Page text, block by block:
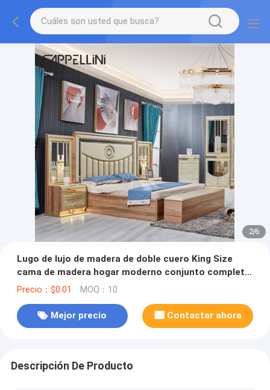
2/6
Lugo de lujo de madera de doble cuero King Size
cama de madera hogar moderno conjunto completo
de muebles de dormitorio
Precio：$0.01 MOQ：10
Mejor precio Contactar ahora
Descripción De Producto